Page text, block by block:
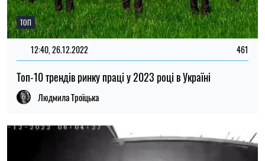
ТОП
12:40, 26.12.2022 461
Топ-10 трендів ринку праці у 2023 році в Україні
Людмила Троїцька